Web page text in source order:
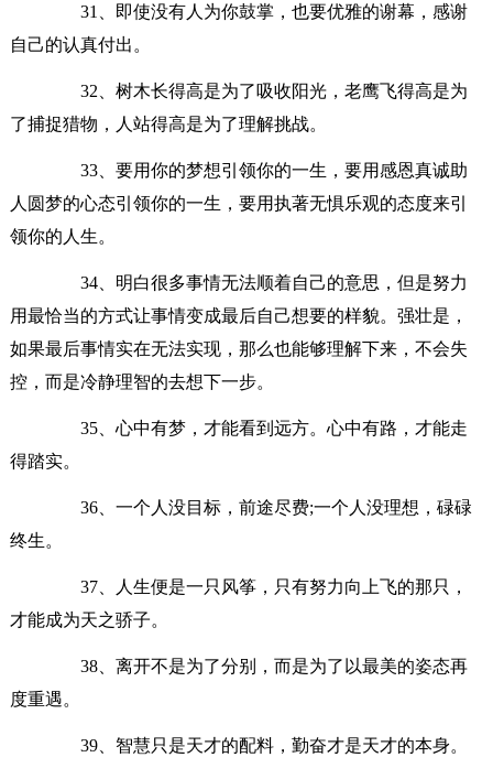
31、即使没有人为你鼓掌，也要优雅的谢幕，感谢
自己的认真付出。
32、树木长得高是为了吸收阳光，老鹰飞得高是为
了捕捉猎物，人站得高是为了理解挑战。
33、要用你的梦想引领你的一生，要用感恩真诚助
人圆梦的心态引领你的一生，要用执著无惧乐观的态度来引
领你的人生。
34、明白很多事情无法顺着自己的意思，但是努力
用最恰当的方式让事情变成最后自己想要的样貌。强壮是，
如果最后事情实在无法实现，那么也能够理解下来，不会失
控，而是冷静理智的去想下一步。
35、心中有梦，才能看到远方。心中有路，才能走
得踏实。
36、一个人没目标，前途尽费;一个人没理想，碌碌
终生。
37、人生便是一只风筝，只有努力向上飞的那只，
才能成为天之骄子。
38、离开不是为了分别，而是为了以最美的姿态再
度重遇。
39、智慧只是天才的配料，勤奋才是天才的本身。